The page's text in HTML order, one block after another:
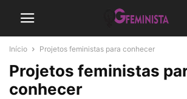
Início Projetos feministas para conhecer
Projetos feministas
conhecer